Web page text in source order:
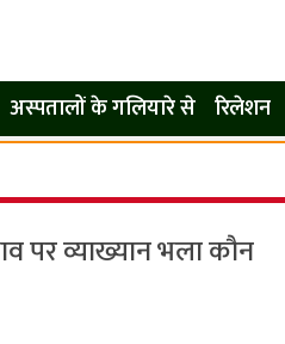
अस्पतालों के गलियारे से रिलेशन
पर व्याख्यान भला कौन